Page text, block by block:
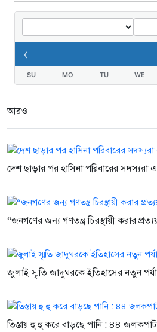
‹
SU MO TU WE
আরও
দেশ ছাড়ার পর হাসিনা পরিবারের
“জনগণের জন্য গণতন্ত্র চিরস্থায়ী করার প্রত্যয়
জুলাই স্মৃতি জাদুঘরকে ইতিহাসের নতুন
তিস্তায় হু হু করে বাড়ছে পানি : ৪৪